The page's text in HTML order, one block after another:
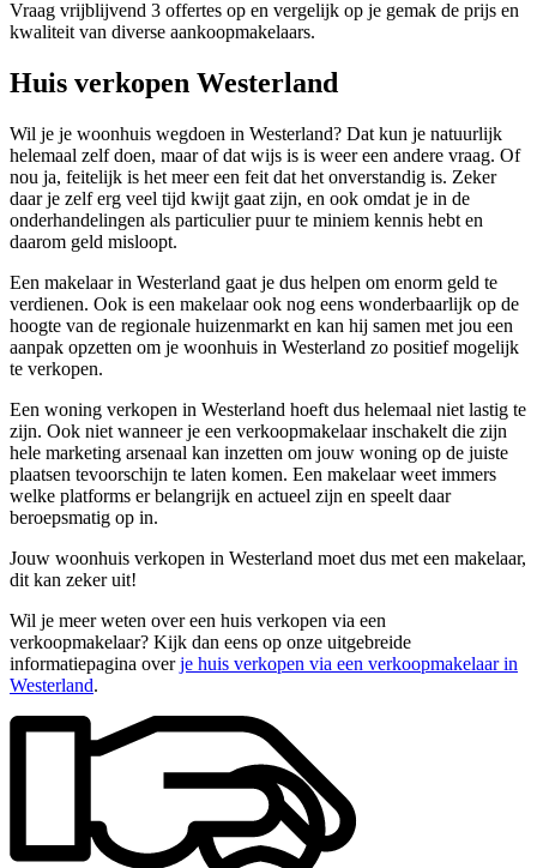
Vraag vrijblijvend 3 offertes op en vergelijk op je gemak de prijs en
kwaliteit van diverse aankoopmakelaars.
Huis verkopen Westerland
Wil je je woonhuis wegdoen in Westerland? Dat kun je natuurlijk
helemaal zelf doen, maar of dat wijs is is weer een andere vraag. Of
nou ja, feitelijk is het meer een feit dat het onverstandig is. Zeker
daar je zelf erg veel tijd kwijt gaat zijn, en ook omdat je in de
onderhandelingen als particulier puur te miniem kennis hebt en
daarom geld misloopt.
Een makelaar in Westerland gaat je dus helpen om enorm geld te
verdienen. Ook is een makelaar ook nog eens wonderbaarlijk op de
hoogte van de regionale huizenmarkt en kan hij samen met jou een
aanpak opzetten om je woonhuis in Westerland zo positief mogelijk
te verkopen.
Een woning verkopen in Westerland hoeft dus helemaal niet lastig te
zijn. Ook niet wanneer je een verkoopmakelaar inschakelt die zijn
hele marketing arsenaal kan inzetten om jouw woning op de juiste
plaatsen tevoorschijn te laten komen. Een makelaar weet immers
welke platforms er belangrijk en actueel zijn en speelt daar
beroepsmatig op in.
Jouw woonhuis verkopen in Westerland moet dus met een makelaar,
dit kan zeker uit!
Wil je meer weten over een huis verkopen via een
verkoopmakelaar? Kijk dan eens op onze uitgebreide
informatiepagina overje huis verkopen via een verkoopmakelaar in
Westerland.